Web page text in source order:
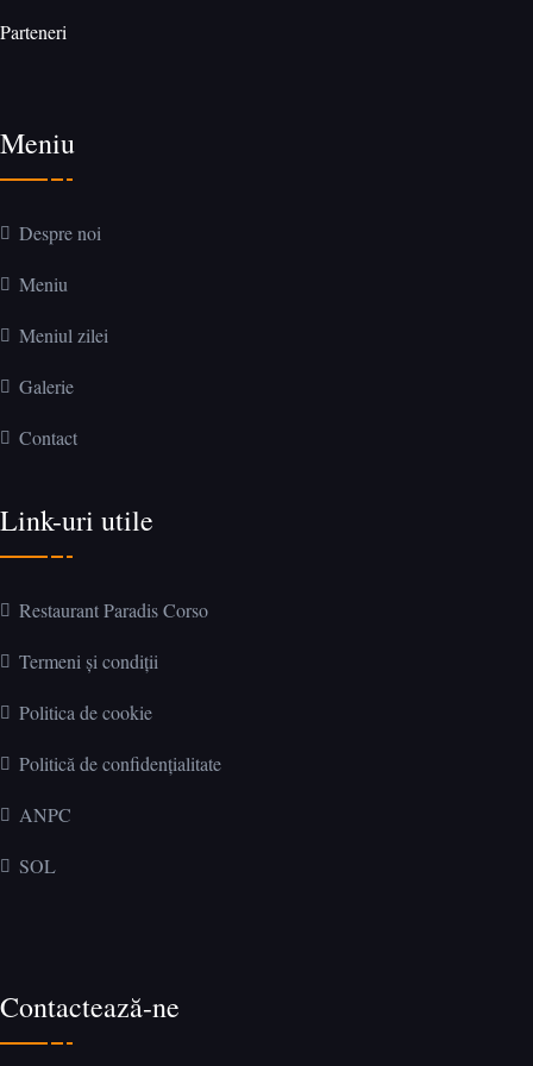
Parteneri
Meniu
Despre noi
Meniu
Meniul zilei
Galerie
Contact
Link-uri utile
Restaurant Paradis Corso
Termeni și condiții
Politica de cookie
Politică de confidențialitate
ANPC
SOL
Contactează-ne